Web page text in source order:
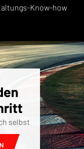
Know-how
selbst